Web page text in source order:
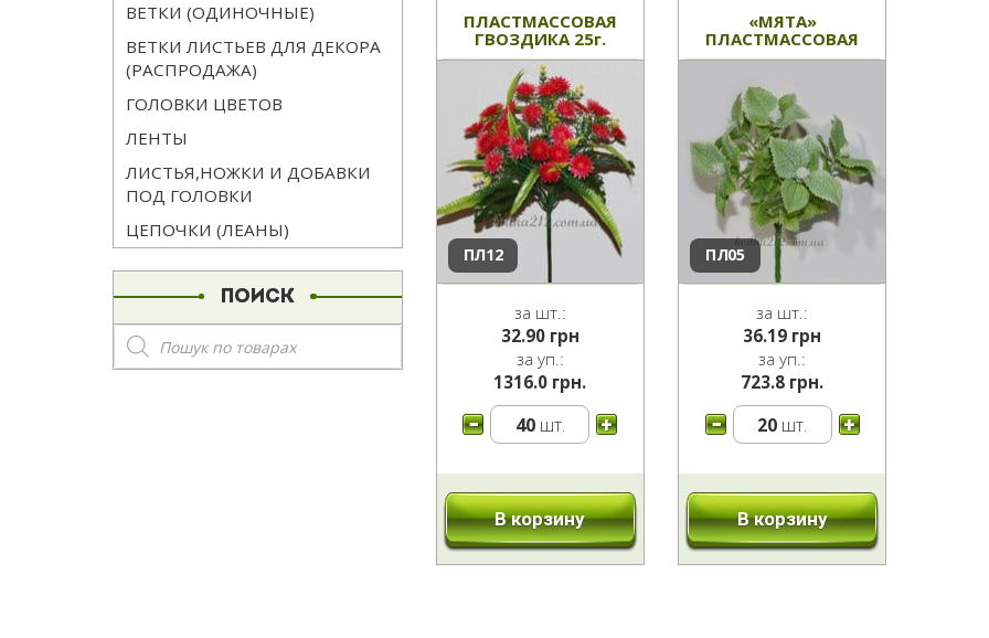
ВЕТКИ (ОДИНОЧНЫЕ)
ВЕТКИ ЛИСТЬЕВ ДЛЯ ДЕКОРА
(РАСПРОДАЖА)
ГОЛОВКИ ЦВЕТОВ
ЛЕНТЫ
ЛИСТЬЯ,НОЖКИ И ДОБАВКИ
ПОД ГОЛОВКИ
ЦЕПОЧКИ (ЛЕАНЫ)
ПОИСК
Поиск
товаров
ПЛАСТМАССОВАЯ
ГВОЗДИКА 25г.
ПЛ12
за шт.:
32.90 грн
за уп.:
1316.0 грн.
40шт.
В корзину
«МЯТА»
ПЛАСТМАССОВАЯ
ПЛ05
за шт.:
36.19 грн
за уп.:
723.8 грн.
20 шт.
В корзину